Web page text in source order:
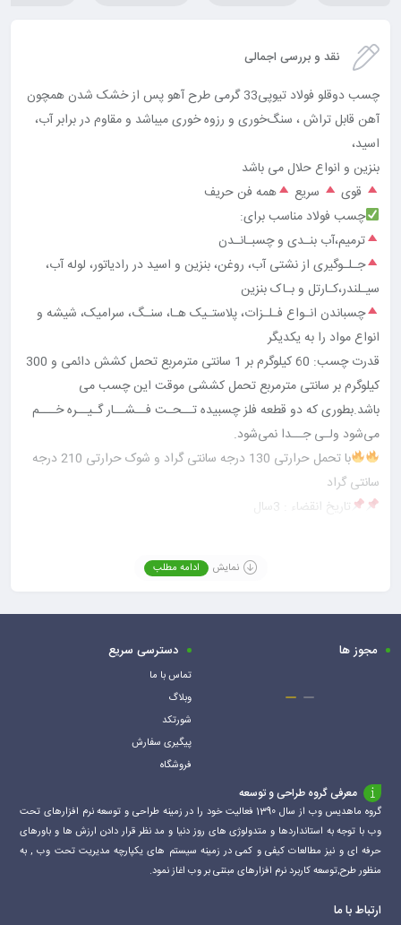
نقد و بررسی اجمالی
چسب دوقلو فولاد تیوپی33 گرمی طرح آهو پس از خشک شدن همچون
آهن قابل تراش ، سنگ‌خوری و رزوه خوری میباشد و مقاوم در برابر آب،
اسید،
بنزین و انواع حلال می باشد
قوی
سریع
همه فن حریف
چسب فولاد مناسب برای:
ترمیم،آب بنـدی و چسبـانـدن
جـلـوگیری از نشتی آب، روغن، بنزین و اسید در رادیاتور، لوله آب،
سیـلندر،کـارتل و بـاک بنزین
چسباندن انـواع فـلـزات، پلاستـیک هـا، سنـگ، سرامیک، شیشه و
انواع مواد را به یکدیگر
قدرت چسب: 60 کیلوگرم بر 1 سانتی مترمربع تحمل کشش دائمی و 300
کیلوگرم بر سانتی مترمربع تحمل کششی موقت این چسب می
باشد.بطوری که دو قطعه فلز چسبیده تــحـت فــشــار گـیــره خـــم
می‌شود ولـی جــدا نمی‌شود.
با تحمل حرارتی 130 درجه سانتی گراد و شوک حرارتی 210 درجه
سانتی گراد
تاریخ انقضاء : 3سال
ابتدا محل مورد نظر را سمباده زده و تمیز نمایید. سپس دو جزءرا به
طور مساوی، سریع و کامل مخلوط کرده و بلافاصله به محل مورد نظر
قطعات را بر روی هم قرار دهید و از تکان دادن قطعات خودداری کنید.
دقت : هر دو عملیات( مخلوط کردن دو جزء چسب و مالیـدن
چسب روی قطعه مورد نظر) روی هم باید زیر یک دقیـقه انجـام شود.
با افزایش جزء قرمز سرعت واکنش بیشتر شده، سریعتر خشک می
شود و بالعکس
زمـان خـشـک شـدن اولیـه: 2 الی 10 دقیقه بسته به دما و نسبت
ترکیب جزء A و B
زمـان خـشـک شــدن نهـایـی : 24 سـاعـت
نمایش ادامه مطلب
مجوز ها دسترسی سریع
تماس با ما
وبلاگ
شورتکد
پیگیری سفارش
فروشگاه
معرفی گروه طراحی و توسعه
گروه ماهدیس وب از سال 1390 فعالیت خود را در زمینه طراحی و توسعه نرم افزارهای تحت
وب با توجه به استانداردها و متدولوژی های روز دنیا و مد نظر قرار دادن ارزش ها و باورهای
حرفه ای و نیز مطالعات کیفی و کمی در زمینه سیستم های یکپارچه مدیریت تحت وب , به
منظور طرح,توسعه کاربرد نرم افزارهای مبتنی بر وب اغاز نمود.
ارتباط با ما